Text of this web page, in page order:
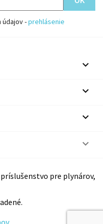
údajov -prehlásenie




pre plynárov,